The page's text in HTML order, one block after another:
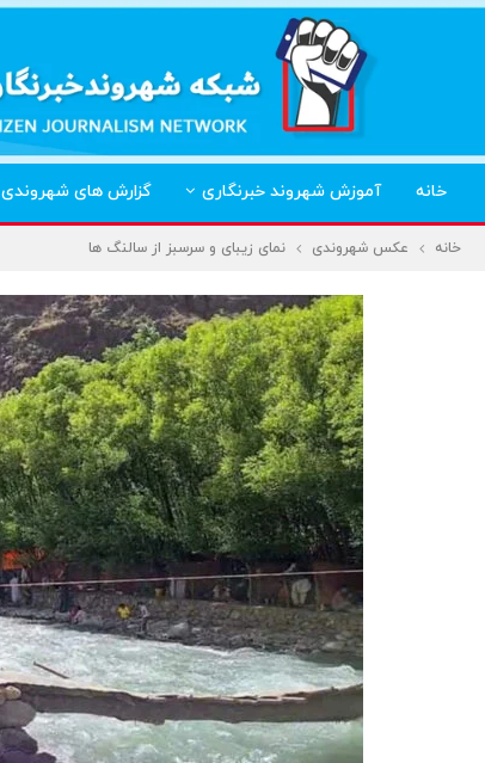
خانه آموزش شهروند خبرنگاری گزارش های شهروندی
خانه عکس شهروندی نمای زیبای و سرسبز از سالنگ ها